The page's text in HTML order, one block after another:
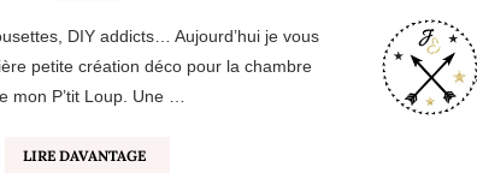
DIY addicts… Aujourd’hui je vous
petite création déco pour la chambre
mon P’tit Loup. Une …
LIRE DAVANTAGE